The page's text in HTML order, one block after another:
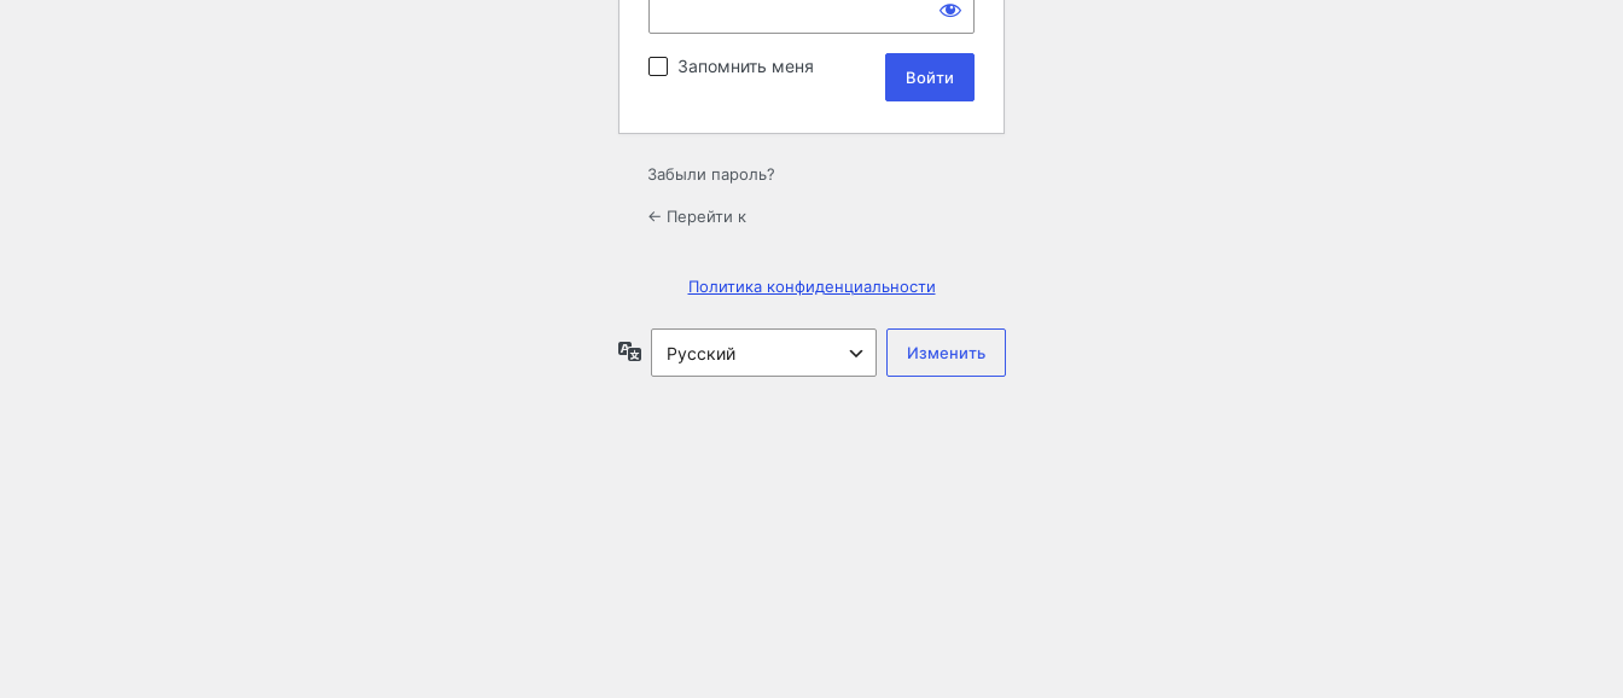
Запомнить меня
Забыли пароль?
← Перейти к
Политика конфиденциальности
Язык